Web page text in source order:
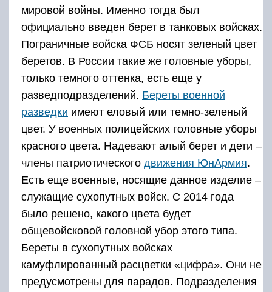
мировой войны. Именно тогда был
официально введен берет в танковых войсках.
Пограничные войска ФСБ носят зеленый цвет
беретов. В России такие же головные уборы,
только темного оттенка, есть еще у
разведподразделений. Береты военной
разведки имеют еловый или темно-зеленый
цвет. У военных полицейских головные уборы
красного цвета. Надевают алый берет и дети –
члены патриотического движения ЮнАрмия.
Есть еще военные, носящие данное изделие –
служащие сухопутных войск. С 2014 года
было решено, какого цвета будет
общевойсковой головной убор этого типа.
Береты в сухопутных войсках
камуфлированный расцветки «цифра». Они не
предусмотрены для парадов. Подразделения